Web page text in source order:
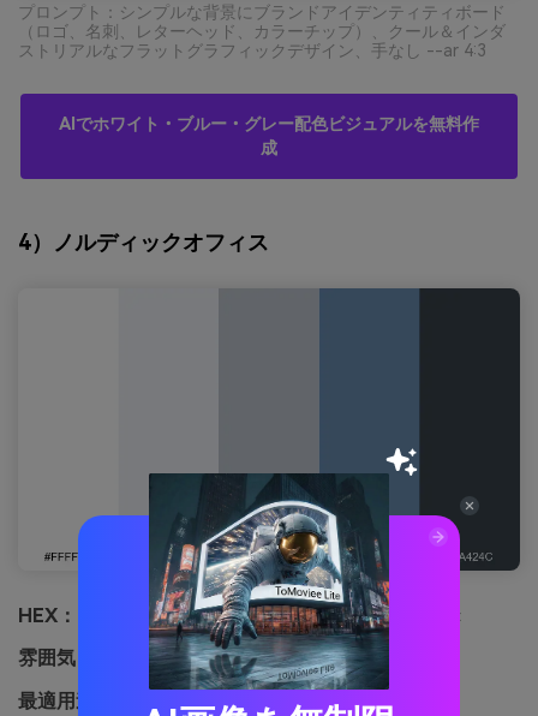
プロンプト：シンプルな背景にブランドアイデンティティボード
（ロゴ、名刺、レターヘッド、カラーチップ）、クール＆インダ
ストリアルなフラットグラフィックデザイン、手なし --ar 4:3
AIでホワイト・ブルー・グレー配色ビジュアルを無料作
成
4）ノルディックオフィス
HEX：
#ffffff #eef2f6 #c0c7cf #6b8fb2 #3a424c
雰囲気：
クリーン、実用的、整然
最適用途：
プレゼンテーション用スライド